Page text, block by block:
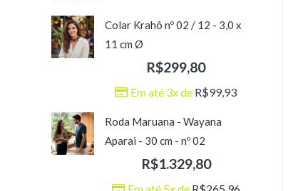
Colar Krahô nº 02 / 12 - 3,0 x
11 cm Ø
R$299,80
Em até 3x de R$99,93
Roda Maruana - Wayana
Aparai - 30 cm - nº 02
R$1.329,80